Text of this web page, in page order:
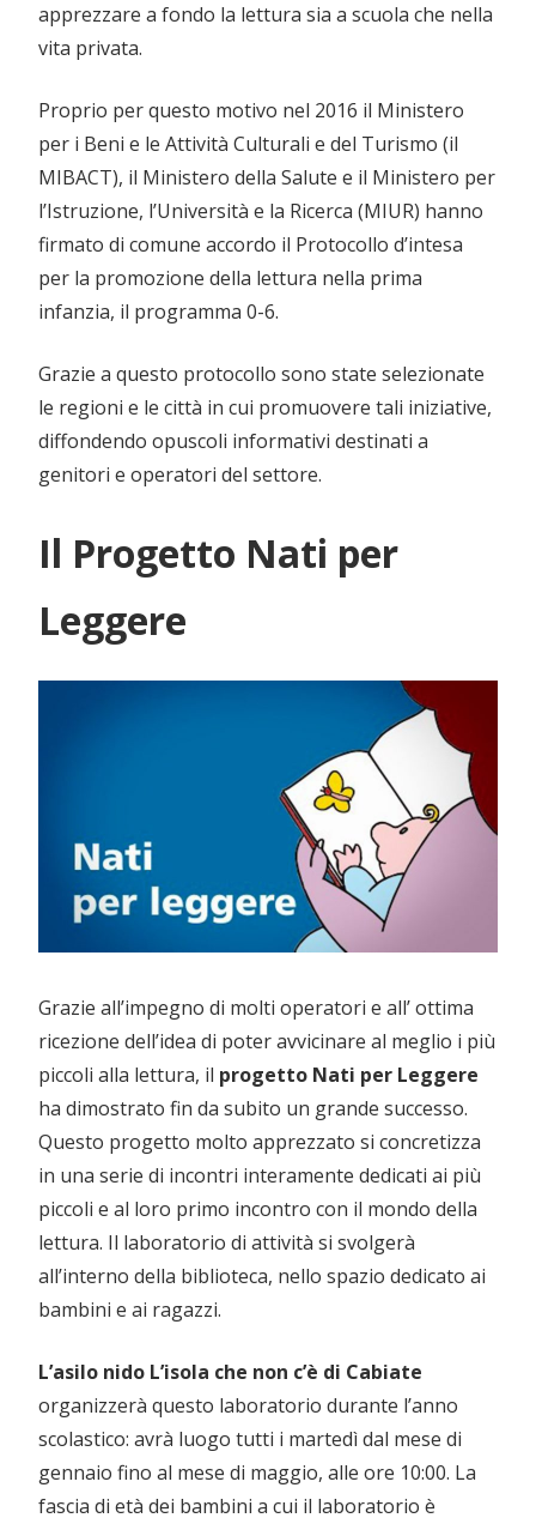
apprezzare a fondo la lettura sia a scuola che nella
vita privata.
Proprio per questo motivo nel 2016 il Ministero
per i Beni e le Attività Culturali e del Turismo (il
MIBACT), il Ministero della Salute e il Ministero per
l’Istruzione, l’Università e la Ricerca (MIUR) hanno
firmato di comune accordo il Protocollo d’intesa
per la promozione della lettura nella prima
infanzia, il programma 0-6.
Grazie a questo protocollo sono state selezionate
le regioni e le città in cui promuovere tali iniziative,
diffondendo opuscoli informativi destinati a
genitori e operatori del settore.
Il Progetto Nati per
Leggere
Grazie all’impegno di molti operatori e all’ ottima
ricezione dell’idea di poter avvicinare al meglio i più
piccoli alla lettura, il progetto Nati per Leggere
ha dimostrato fin da subito un grande successo.
Questo progetto molto apprezzato si concretizza
in una serie di incontri interamente dedicati ai più
piccoli e al loro primo incontro con il mondo della
lettura. Il laboratorio di attività si svolgerà
all’interno della biblioteca, nello spazio dedicato ai
bambini e ai ragazzi.
L’asilo nido L’isola che non c’è di Cabiate
organizzerà questo laboratorio durante l’anno
scolastico: avrà luogo tutti i martedì dal mese di
gennaio fino al mese di maggio, alle ore 10:00. La
fascia di età dei bambini a cui il laboratorio è